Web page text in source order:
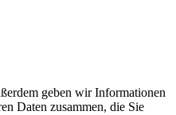
geben wir Informationen
Daten zusammen, die Sie